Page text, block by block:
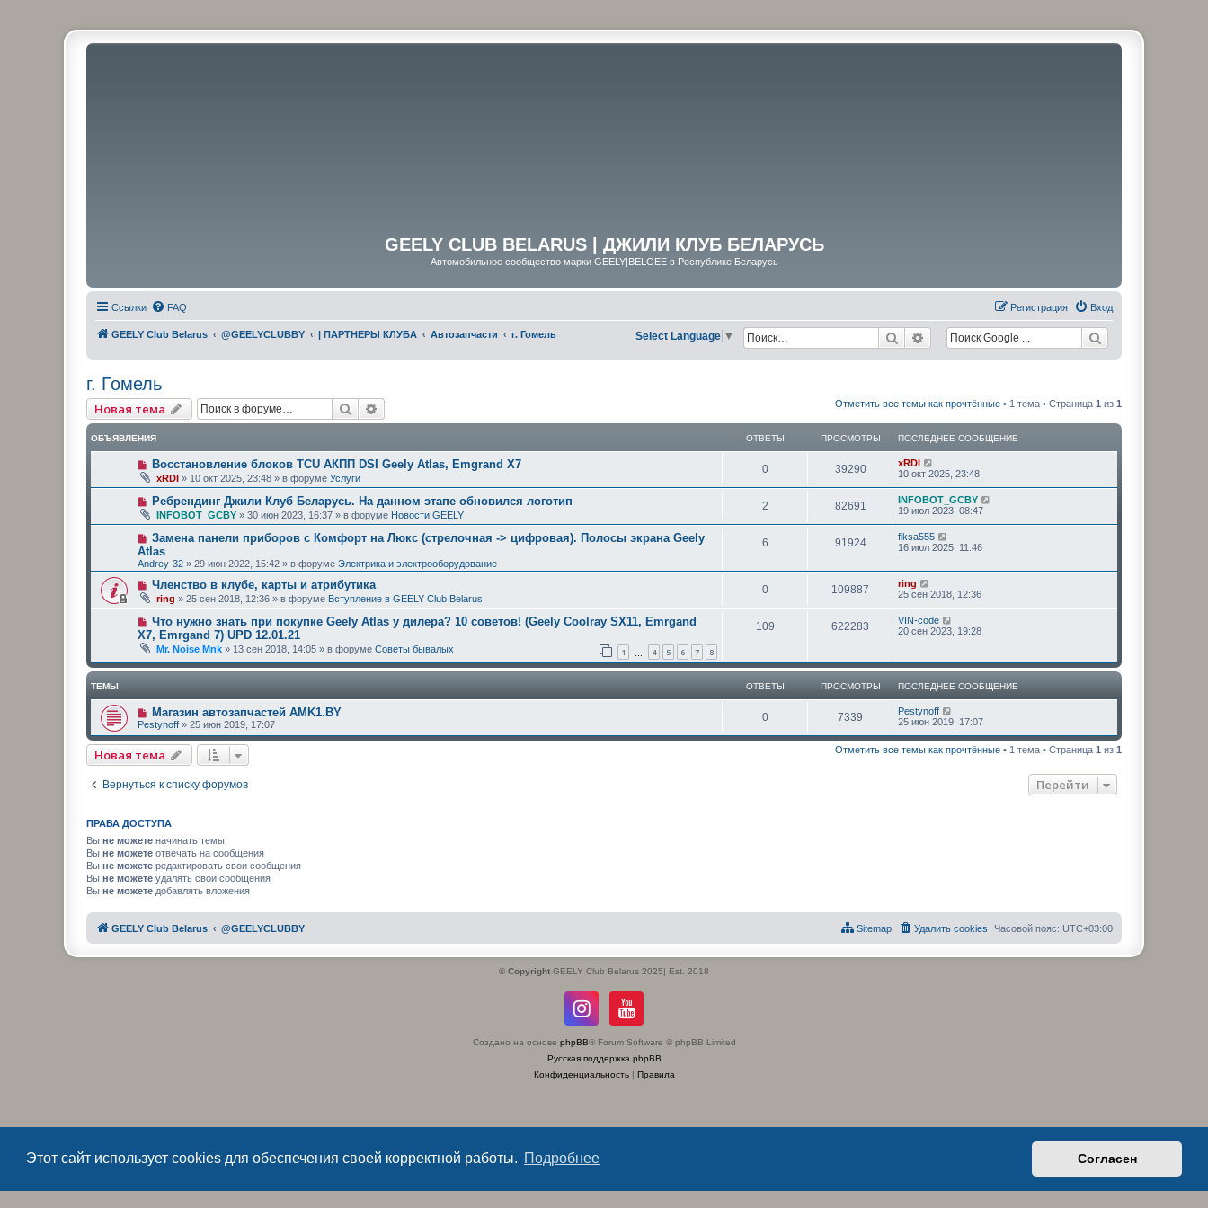
Этот сайт использует cookies для обеспечения своей корректной работы. Подробнее Согласен
GEELY CLUB BELARUS | ДЖИЛИ КЛУБ БЕЛАРУСЬ
Автомобильное сообщество марки GEELY|BELGEE в Республике Беларусь
Ссылки FAQ Вход
Регистрация
GEELY Club Belarus @GEELYCLUBBY | ПАРТНЕРЫ КЛУБА Автозапчасти г. Гомель Поиск Расширенный поиск
Select Language ▼
г. Гомель
Новая тема Поиск Отметить все темы как прочтённые • 1 тема • Страница 1 из 1
ОБЪЯВЛЕНИЯ ОТВЕТЫ ПРОСМОТРЫ ПОСЛЕДНЕЕ СООБЩЕНИЕ
Восстановление блоков TCU АКПП DSI Geely Atlas, Emgrand X7
xRDI » 10 окт 2025, 23:48 » в форуме Услуги
0 39290
xRDI
10 окт 2025, 23:48
Ребрендинг Джили Клуб Беларусь. На данном этапе обновился логотип
INFOBOT_GCBY » 30 июн 2023, 16:37 » в форуме Новости GEELY
2 82691
INFOBOT_GCBY
19 июл 2023, 08:47
Замена панели приборов с Комфорт на Люкс (стрелочная -> цифровая). Полосы экрана Geely
Atlas
Andrey-32 » 29 июн 2022, 15:42 » в форуме Электрика и электрооборудование
6 91924
fiksa555
16 июл 2025, 11:46
Членство в клубе, карты и атрибутика
ring » 25 сен 2018, 12:36 » в форуме Вступление в GEELY Club Belarus
0 109887
ring
25 сен 2018, 12:36
Что нужно знать при покупке Geely Atlas у дилера? 10 советов! (Geely Coolray SX11, Emrgand
X7, Emrgand 7) UPD 12.01.21
Mr. Noise Mnk » 13 сен 2018, 14:05 » в форуме Советы бывалых 1 4 5 6 7 8
109 622283
VIN-code
20 сен 2023, 19:28
ТЕМЫ ОТВЕТЫ ПРОСМОТРЫ ПОСЛЕДНЕЕ СООБЩЕНИЕ
Магазин автозапчастей AMK1.BY
Pestynoff » 25 июн 2019, 17:07
0 7339
Pestynoff
25 июн 2019, 17:07
Новая тема Отметить все темы как прочтённые • 1 тема • Страница 1 из 1
Вернуться к списку форумов Перейти
ПРАВА ДОСТУПА
Вы не можете начинать темы
Вы не можете отвечать на сообщения
Вы не можете редактировать свои сообщения
Вы не можете удалять свои сообщения
Вы не можете добавлять вложения
GEELY Club Belarus @GEELYCLUBBY Часовой пояс: UTC+03:00
Удалить cookies
Sitemap
© Copyright GEELY Club Belarus 2025| Est. 2018
Создано на основе phpBB® Forum Software © phpBB Limited
Русская поддержка phpBB
Конфиденциальность| Правила